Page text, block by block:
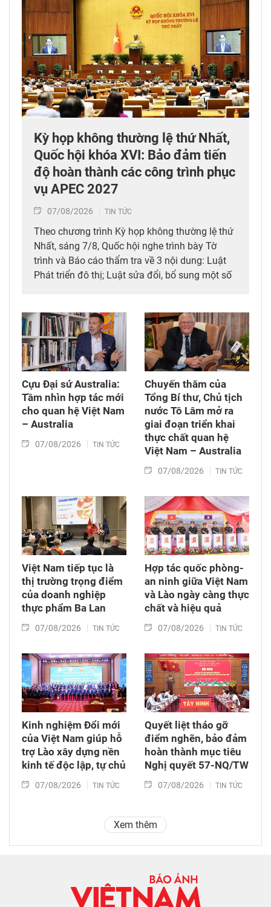
Kỳ họp không thường lệ thứ Nhất,
Quốc hội khóa XVI: Bảo đảm tiến
độ hoàn thành các công trình phục
vụ APEC 2027
07/08/2026 TIN TỨC
Theo chương trình Kỳ họp không thường lệ thứ
Nhất, sáng 7/8, Quốc hội nghe trình bày Tờ
trình và Báo cáo thẩm tra về 3 nội dung: Luật
Phát triển đô thị; Luật sửa đổi, bổ sung một số
nghiệp và môi trường; Luật sửa đổi, bổ sung
một số điều của Luật Tần số vô tuyến điện,
Luật Viễn thông, Luật Giao dịch điện tử và Luật
Chuyển giao công nghệ. Sau đó, Quốc hội thảo
luận ở tổ về 3 dự án Luật trên.
Cựu Đại sứ Australia:
Tầm nhìn hợp tác mới
cho quan hệ Việt Nam
– Australia
07/08/2026 TIN TỨC
Chuyến thăm của
Tổng Bí thư, Chủ tịch
nước Tô Lâm mở ra
giai đoạn triển khai
thực chất quan hệ
Việt Nam – Australia
07/08/2026 TIN TỨC
Việt Nam tiếp tục là
thị trường trọng điểm
của doanh nghiệp
thực phẩm Ba Lan
07/08/2026 TIN TỨC
Hợp tác quốc phòng-
an ninh giữa Việt Nam
và Lào ngày càng thực
chất và hiệu quả
07/08/2026 TIN TỨC
Kinh nghiệm Đổi mới
của Việt Nam giúp hỗ
trợ Lào xây dựng nền
kinh tế độc lập, tự chủ
07/08/2026 TIN TỨC
Quyết liệt tháo gỡ
điểm nghẽn, bảo đảm
hoàn thành mục tiêu
Nghị quyết 57-NQ/TW
07/08/2026 TIN TỨC
Xem thêm